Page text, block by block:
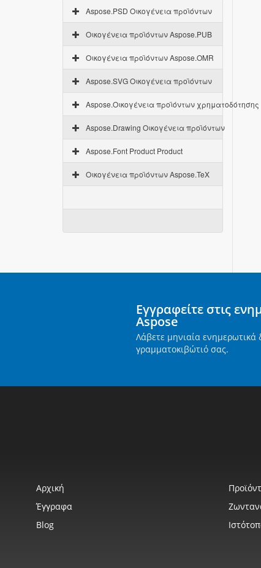
Aspose.PSD Οικογένεια προϊόντων
Οικογένεια προϊόντων Aspose.PUB
Οικογένεια προϊόντων Aspose.OMR
Aspose.SVG Οικογένεια προϊόντων
Aspose.Οικογένεια προϊόντων χρηματοδότησης
Aspose.Drawing Οικογένεια προϊόντων
Aspose.Font Product Product
Οικογένεια προϊόντων Aspose.TeX
Εγγραφείτε στις
Aspose
Λάβετε μηνιαία ενημερωτικά
γραμματοκιβώτιό σας.
Αρχική
Έγγραφα
Blog